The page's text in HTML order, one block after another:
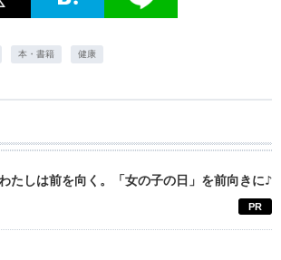
本・書籍 健康
たしは前を向く。「女の子の日」を前向きに♪
PR